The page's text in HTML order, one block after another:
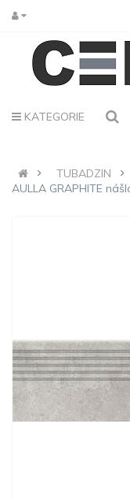
KATEGORIE
TUBADZIN
AULLA GRAPHITE